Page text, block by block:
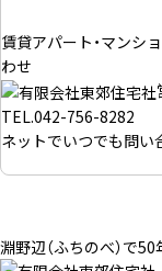
賃貸アパート・マンシ
わせ
TEL.042-756-8282
ネットでいつでも問い
淵野辺（ふちのべ）で